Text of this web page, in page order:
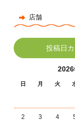
店舗
投稿日
2026
日 月 火
2 3 4